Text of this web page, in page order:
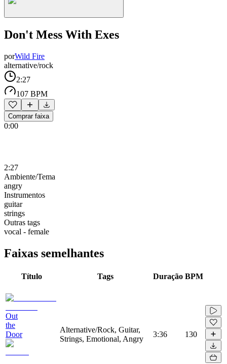
Don't Mess With Exes
porWild Fire
alternative/rock
2:27
107 BPM
Comprar faixa
0:00
2:27
Ambiente/Tema
angry
Instrumentos
guitar
strings
Outras tags
vocal - female
Faixas semelhantes
Título Tags Duração BPM
Out
the
Door
Alternative/Rock, Guitar,
Strings, Emotional, Angry
3:36 130